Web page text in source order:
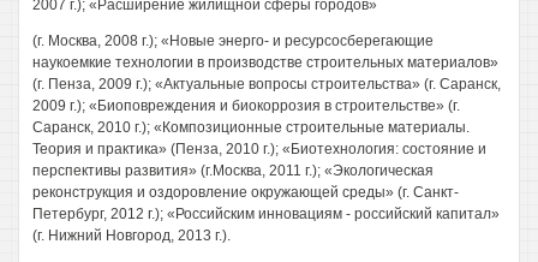
2007 г.); «Расширение жилищной сферы городов»
(г. Москва, 2008 г.); «Новые энерго- и ресурсосберегающие
наукоемкие технологии в производстве строительных материалов»
(г. Пенза, 2009 г.); «Актуальные вопросы строительства» (г. Саранск,
2009 г.); «Биоповреждения и биокоррозия в строительстве» (г.
Саранск, 2010 г.); «Композиционные строительные материалы.
Теория и практика» (Пенза, 2010 г.); «Биотехнология: состояние и
перспективы развития» (г.Москва, 2011 г.); «Экологическая
реконструкция и оздоровление окружающей среды» (г. Санкт-
Петербург, 2012 г.); «Российским инновациям - российский капитал»
(г. Нижний Новгород, 2013 г.).